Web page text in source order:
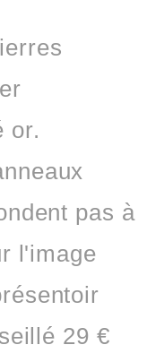
or.
pas à
l'image
29 €